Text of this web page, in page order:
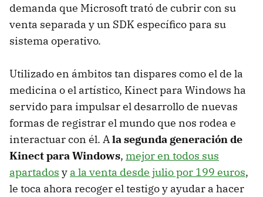
demanda que Microsoft trató de cubrir con su
venta separada y un SDK específico para su
sistema operativo.
Utilizado en ámbitos tan dispares como el de la
medicina o el artístico, Kinect para Windows ha
servido para impulsar el desarrollo de nuevas
formas de registrar el mundo que nos rodea e
interactuar con él. Ala segunda generación de
Kinect para Windows, mejor en todos sus
apartados y a la venta desde julio por 199 euros,
le toca ahora recoger el testigo y ayudar a hacer